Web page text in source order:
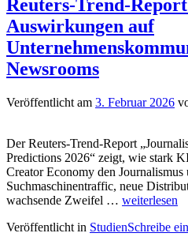
Reuters-Trend-
Auswirkungen auf
Newsrooms
Veröffentlicht am 3. Februar 2026
Der Reuters-Trend-Report
Predictions 2026“ zeigt, wie stark
Creator Economy den
Suchmaschinentraffic, neue
wachsende Zweifel … Reuters-
Report
weiterlesen
Veröffentlicht in StudienSchreibe